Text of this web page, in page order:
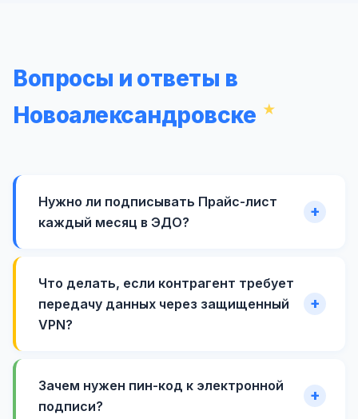
Вопросы и ответы в
Новоалександровске
Нужно ли подписывать Прайс-лист
каждый месяц в ЭДО?
Что делать, если контрагент требует
передачу данных через защищенный
VPN?
Зачем нужен пин-код к электронной
подписи?